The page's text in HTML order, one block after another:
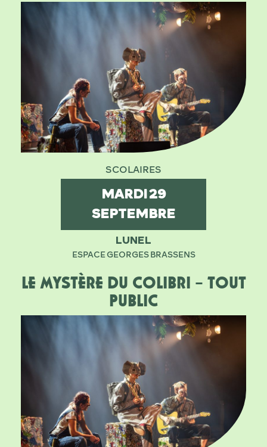
SCOLAIRES
MARDI29
SEPTEMBRE
LUNEL
ESPACE GEORGES BRASSENS
LE MYSTÈRE DU COLIBRI – TOUT
PUBLIC